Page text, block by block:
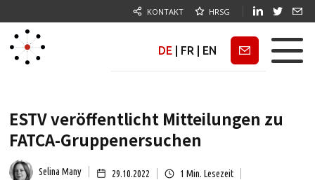
KONTAKT HRSG
DE FR EN Newsletter
ESTV veröffentlicht Mitteilungen zu
FATCA-Gruppenersuchen
Selina Many 29.10.2022 1 Min. Lesezeit